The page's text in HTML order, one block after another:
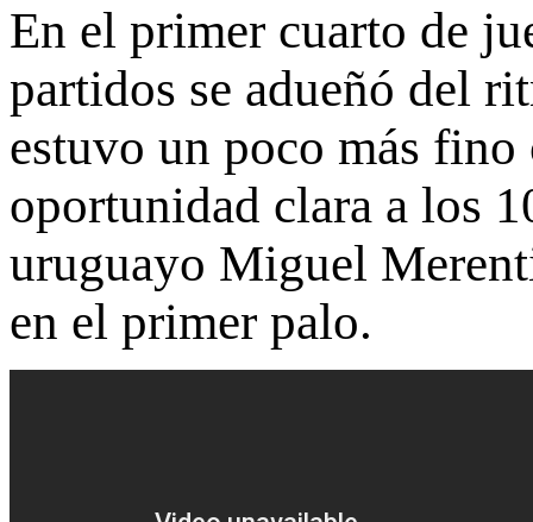
En el primer cuarto de
partidos se adueñó del
estuvo un poco más
oportunidad clara a los
uruguayo Miguel
en el primer palo.